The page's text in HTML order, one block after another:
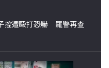
控遭毆打恐嚇 羅警再查